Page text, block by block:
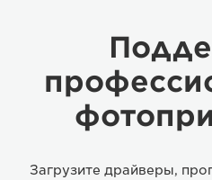
Загрузите драйверы,